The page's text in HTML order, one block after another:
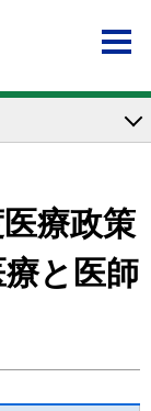
医療政策
と医師